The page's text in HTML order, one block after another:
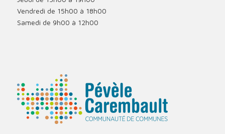
Vendredi de 15h00 à 18h00
Samedi de 9h00 à 12h00